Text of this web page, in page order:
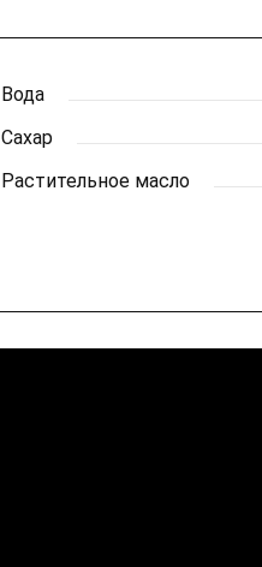
Вода
Сахар
Растительное масло